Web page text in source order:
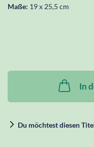
Maße: 19 x 25,5 cm
In
Du möchtest diesen